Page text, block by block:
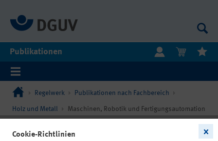
Publikationen
Regelwerk Publikationen nach Fachbereich
Holz und Metall Maschinen, Robotik und Fertigungsautomation
Cookie-Richtlinien